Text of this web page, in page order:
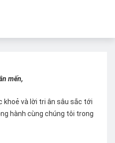
mến,
khoẻ và lời tri ân sâu sắc tới
hành cùng chúng tôi trong